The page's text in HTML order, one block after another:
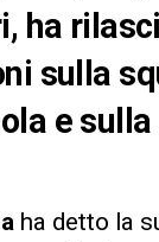
ha
sulla
e
ha detto la